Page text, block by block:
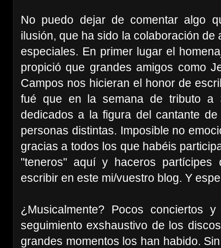
No puedo dejar de comentar algo
ilusión, que ha sido la colaboración
especiales. En primer lugar el
propició que grandes amigos como
Campos nos hicieran el honor de
fué que en la semana de tributo a
dedicados a la figura del cantante
personas distintas. Imposible no
gracias a todos los que habéis
"teneros" aquí y haceros
escribir en este mi/vuestro blog. Y
¿Musicalmente? Pocos conciertos
seguimiento exshaustivo de los
grandes momentos los han habido.